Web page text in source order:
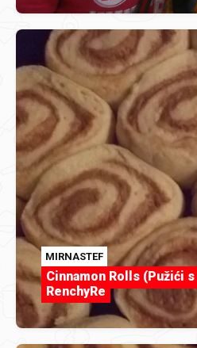
MIRNASTEF
Cinnamon Rolls (Pužići
RenchyRe